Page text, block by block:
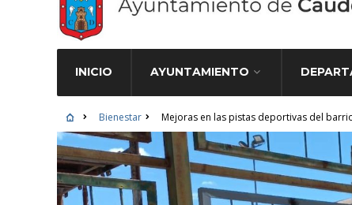
INICIO AYUNTAMIENTO
Bienestar Mejoras en las pistas deportivas del